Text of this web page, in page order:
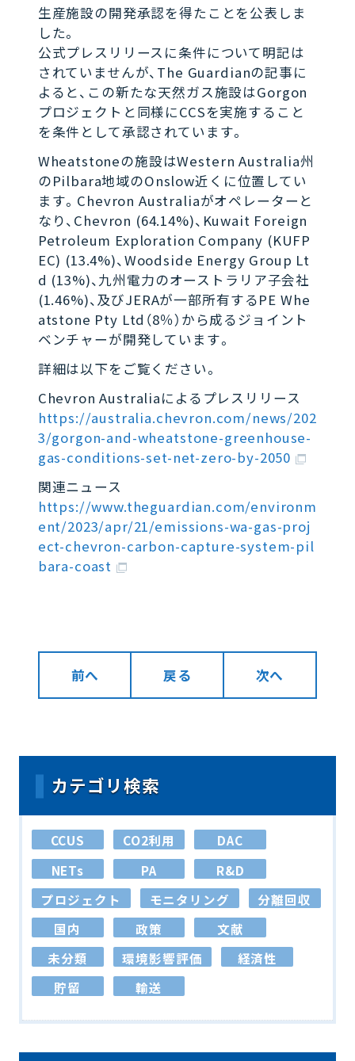
生産施設の開発承認を得たことを公表しま
した。
公式プレスリリースに条件について明記は
されていませんが、The Guardianの記事に
よると、この新たな天然ガス施設はGorgon
プロジェクトと同様にCCSを実施すること
を条件として承認されています。
Wheatstoneの施設はWestern Australia州
のPilbara地域のOnslow近くに位置してい
ます。Chevron Australiaがオペレーターと
なり、Chevron (64.14%)、Kuwait Foreign
Petroleum Exploration Company (KUFP
EC) (13.4%)、Woodside Energy Group Lt
d (13%)、九州電力のオーストラリア子会社
(1.46%)、及びJERAが一部所有するPE Whe
atstone Pty Ltd（8％）から成るジョイント
ベンチャーが開発しています。
詳細は以下をご覧ください。
Chevron Australiaによるプレスリリース
https://australia.chevron.com/news/202
3/gorgon-and-wheatstone-greenhouse-
gas-conditions-set-net-zero-by-2050
関連ニュース
https://www.theguardian.com/environm
ent/2023/apr/21/emissions-wa-gas-proj
ect-chevron-carbon-capture-system-pil
bara-coast
前へ 戻る 次へ
カテゴリ検索
CCUS CO2利用
DAC
NETs
PA
R&D
プロジェクト
モニタリング
分離回収
国内
政策
文献
未分類
環境影響評価
経済性
貯留
輸送